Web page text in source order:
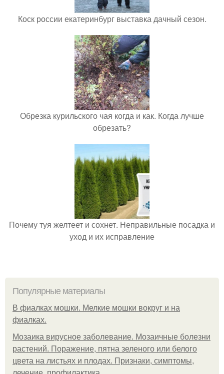
Коск россии екатеринбург выставка дачный сезон.
Обрезка курильского чая когда и как. Когда лучше
обрезать?
Почему туя желтеет и сохнет. Неправильные посадка и
уход и их исправление
Популярные материалы
В фиалках мошки. Мелкие мошки вокруг и на
фиалках.
Мозаика вирусное заболевание. Мозаичные болезни
растений. Поражение, пятна зеленого или белого
цвета на листьях и плодах. Признаки, симптомы,